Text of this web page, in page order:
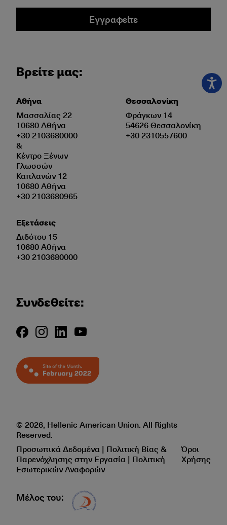
Εγγραφείτε
Βρείτε μας:
Αθήνα
Μασσαλίας 22
10680 Αθήνα
+30 2103680000
&
Κέντρο Ξένων
Γλωσσών
Καπλανών 12
10680 Αθήνα
+30 2103680965
Εξετάσεις
Διδότου 15
10680 Αθήνα
+30 2103680000
Θεσσαλονίκη
Φράγκων 14
54626 Θεσσαλονίκη
+30 2310557600
Συνδεθείτε:
© 2026, Hellenic American Union. All Rights
Reserved.
Προσωπικά Δεδομένα | Πολιτική Βίας &
Παρενόχλησης στην Εργασία | Πολιτική
Εσωτερικών Αναφορών
Όροι
Χρήσης
Μέλος του: